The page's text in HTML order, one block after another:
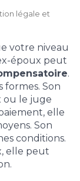
légale et
votre niveau
époux peut
.
formes. Son
ou le juge
elle
Son
conditions.
elle peut